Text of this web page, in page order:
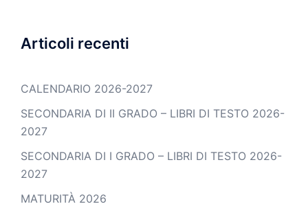
Articoli recenti
CALENDARIO 2026-2027
SECONDARIA DI II GRADO – LIBRI DI TESTO 2026-
2027
SECONDARIA DI I GRADO – LIBRI DI TESTO 2026-
2027
MATURITÀ 2026